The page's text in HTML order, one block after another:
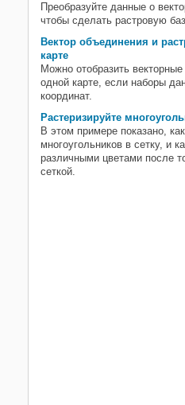
Преобразуйте данные о
чтобы сделать растровую
Вектор объединения и
карте
Можно отобразить
одной карте, если наборы
координат.
Растеризируйте
В этом примере показано,
многоугольников в сетку, и
различными цветами после
сеткой.